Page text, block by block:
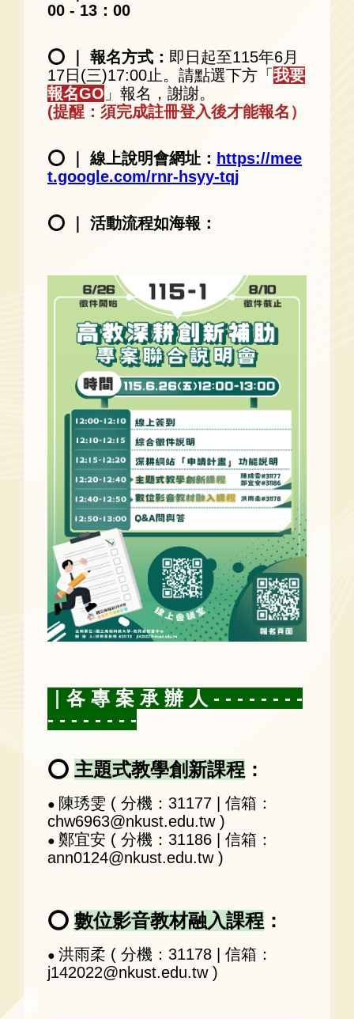
00 - 13：00
⭕ ｜ 報名方式： 即日起至115年6月
17日(三)17:00止。請點選下方「我要
報名GO 」報名，謝謝。
(提醒：須完成註冊登入後才能報名）
⭕ ｜ 線上說明會網址： https://mee
t.google.com/rnr-hsyy-tqj
⭕ ｜ 活動流程如海報：
｜各 專 案 承 辦 人 - - - - - - - -
- - - - - - - -
⭕ 主題式教學創新課程 ：
● 陳琇雯 ( 分機：31177 | 信箱：
chw6963@nkust.edu.tw )
● 鄭宜安 ( 分機：31186 | 信箱：
ann0124@nkust.edu.tw )
⭕ 數位影音教材融入課程 ：
● 洪雨柔 ( 分機：31178 | 信箱：
j142022@nkust.edu.tw )